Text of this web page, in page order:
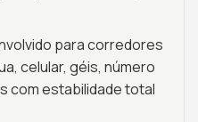
para corredores
celular, géis, número
com estabilidade total